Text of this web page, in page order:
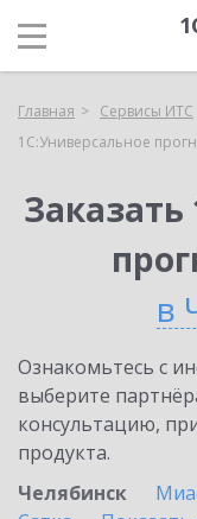
Главная Сервисы ИТС
1С:Универсальное
в
Ознакомьтесь с
выберите
консультацию,
продукта.
Челябинск